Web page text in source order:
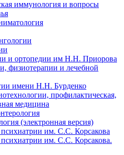
иммунология и вопросы
и ортопедии им Н.Н. Приорова
физиотерапии и лечебной
имени Н.Н. Бурденко
профилактическая,
медицина
(электронная версия)
им. С.С. Корсакова
им. С.С. Корсакова.